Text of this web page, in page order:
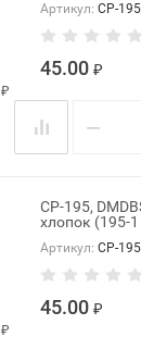
Артикул: CP-195
45.00 ₽
₽
−
CP-195,
хлопок (195-
Артикул: CP-195
45.00 ₽
₽